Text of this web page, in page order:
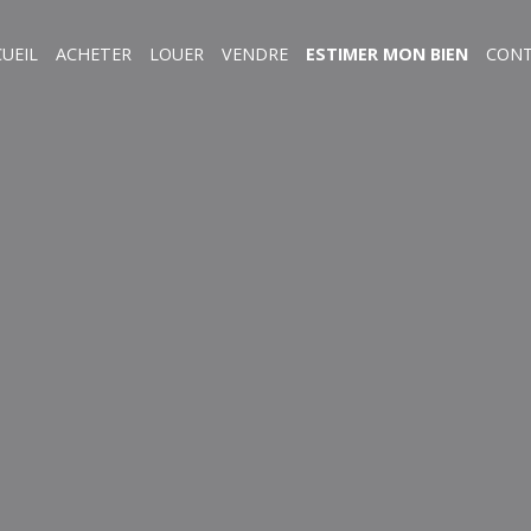
ACHETER LOUER VENDRE ESTIMER MON BIEN